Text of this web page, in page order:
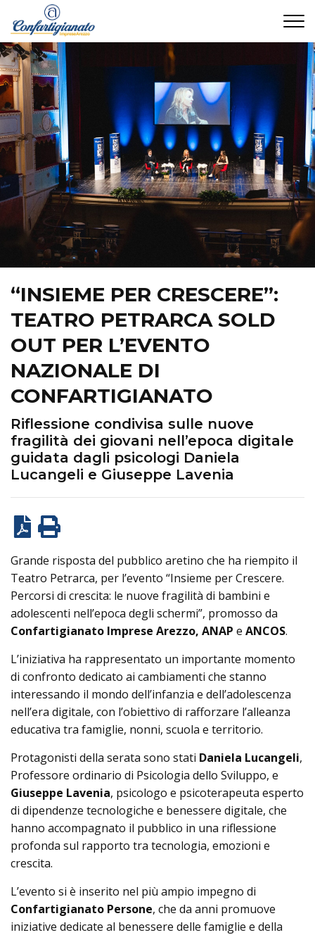
“INSIEME PER CRESCERE”:
TEATRO PETRARCA SOLD
OUT PER L’EVENTO
NAZIONALE DI
CONFARTIGIANATO
Riflessione condivisa sulle nuove
fragilità dei giovani nell’epoca digitale
guidata dagli psicologi Daniela
Lucangeli e Giuseppe Lavenia
Grande risposta del pubblico aretino che ha riempito il
Teatro Petrarca, per l’evento “Insieme per Crescere.
Percorsi di crescita: le nuove fragilità di bambini e
adolescenti nell’epoca degli schermi”, promosso da
Confartigianato Imprese Arezzo, ANAP e ANCOS.
L’iniziativa ha rappresentato un importante momento
di confronto dedicato ai cambiamenti che stanno
interessando il mondo dell’infanzia e dell’adolescenza
nell’era digitale, con l’obiettivo di rafforzare l’alleanza
educativa tra famiglie, nonni, scuola e territorio.
Protagonisti della serata sono stati Daniela Lucangeli,
Professore ordinario di Psicologia dello Sviluppo, e
Giuseppe Lavenia, psicologo e psicoterapeuta esperto
di dipendenze tecnologiche e benessere digitale, che
hanno accompagnato il pubblico in una riflessione
profonda sul rapporto tra tecnologia, emozioni e
crescita.
L’evento si è inserito nel più ampio impegno di
Confartigianato Persone, che da anni promuove
iniziative dedicate al benessere delle famiglie e della